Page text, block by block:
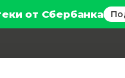
от Сбербанка